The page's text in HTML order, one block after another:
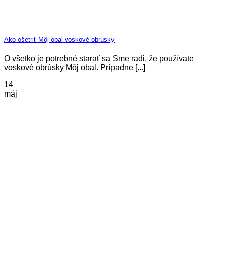
Ako ošetriť Môj obal voskové obrúsky
O všetko je potrebné starať sa Sme radi, že používate
voskové obrúsky Môj obal. Prípadne [...]
14
máj